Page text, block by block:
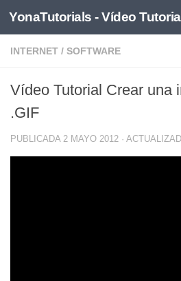
Saltar al contenido
YonaTutorials - Vídeo
INTERNET / SOFTWARE
Vídeo Tutorial Crear una
.GIF
PUBLICADA 2 MAYO 2012 ·